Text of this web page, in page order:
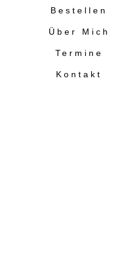
Bestellen
Über Mich
Termine
Kontakt